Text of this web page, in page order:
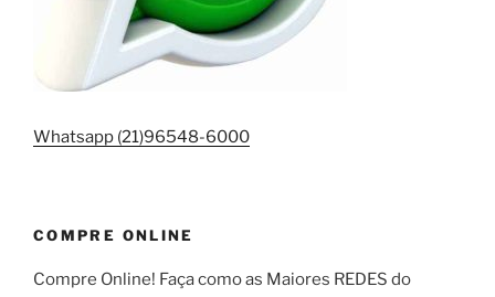
Whatsapp (21)96548-6000
COMPRE ONLINE
Compre Online! Faça como as Maiores REDES do